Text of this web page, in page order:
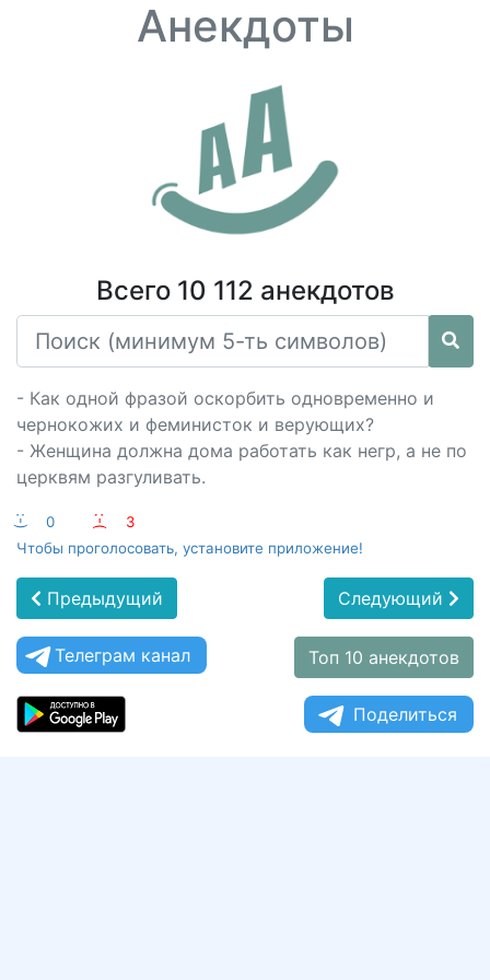
Анекдоты
Всего 10 112 анекдотов
- Как одной фразой оскорбить одновременно и
чернокожих и феминисток и верующих?
- Женщина должна дома работать как негр, а не по
церквям разгуливать.
:-) 0 :-(
3
Чтобы проголосовать, установите приложение!
Предыдущий Следующий
Телеграм канал Топ 10 анекдотов
Поделиться